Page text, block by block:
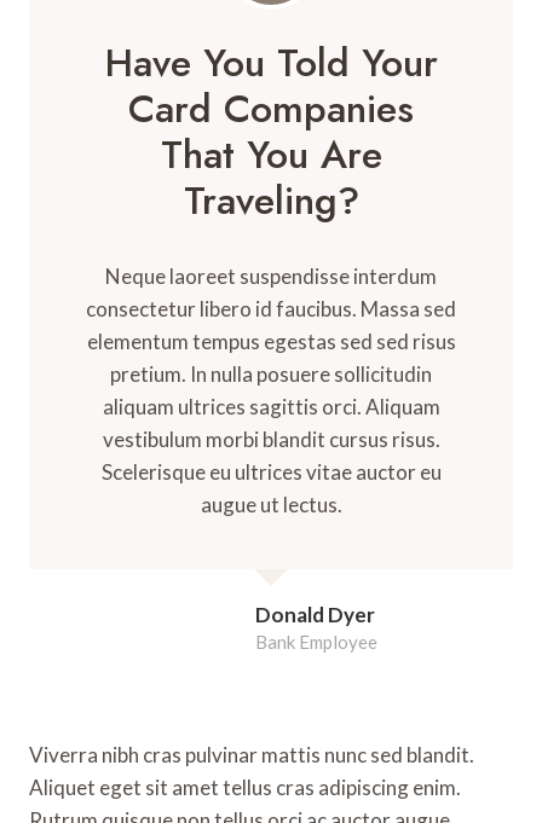
Have You Told Your
Card Companies
That You Are
Traveling?
Neque laoreet suspendisse interdum
consectetur libero id faucibus. Massa sed
elementum tempus egestas sed sed risus
pretium. In nulla posuere sollicitudin
aliquam ultrices sagittis orci. Aliquam
vestibulum morbi blandit cursus risus.
Scelerisque eu ultrices vitae auctor eu
augue ut lectus.
Donald Dyer
Bank Employee
Viverra nibh cras pulvinar mattis nunc sed blandit.
Aliquet eget sit amet tellus cras adipiscing enim.